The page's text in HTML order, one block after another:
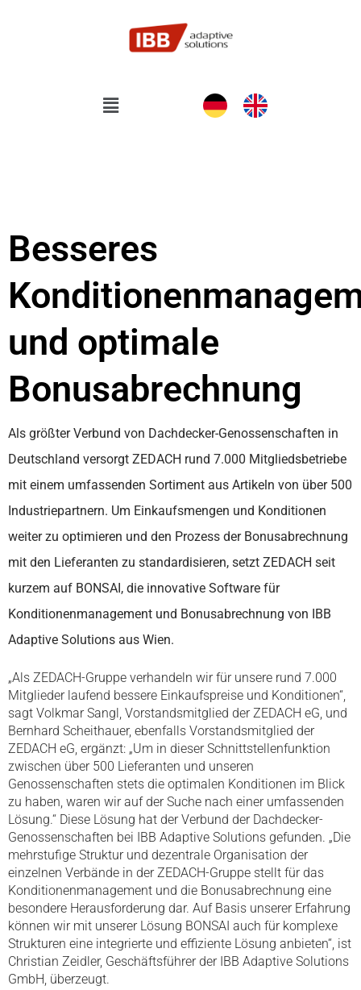
Flyout
Besseres
und optimale
Bonusabrechnung
Als größter Verbund von Dachdecker-Genossenschaften in
Deutschland versorgt ZEDACH rund 7.000 Mitgliedsbetriebe
mit einem umfassenden Sortiment aus Artikeln von über 500
Industriepartnern. Um Einkaufsmengen und Konditionen
weiter zu optimieren und den Prozess der Bonusabrechnung
mit den Lieferanten zu standardisieren, setzt ZEDACH seit
kurzem auf BONSAI, die innovative Software für
Konditionenmanagement und Bonusabrechnung von IBB
Adaptive Solutions aus Wien.
„Als ZEDACH-Gruppe verhandeln wir für unsere rund 7.000
Mitglieder laufend bessere Einkaufspreise und Konditionen“,
sagt Volkmar Sangl, Vorstandsmitglied der ZEDACH eG, und
Bernhard Scheithauer, ebenfalls Vorstandsmitglied der
ZEDACH eG, ergänzt: „Um in dieser Schnittstellenfunktion
zwischen über 500 Lieferanten und unseren
Genossenschaften stets die optimalen Konditionen im Blick
zu haben, waren wir auf der Suche nach einer umfassenden
Lösung.“ Diese Lösung hat der Verbund der Dachdecker-
Genossenschaften bei IBB Adaptive Solutions gefunden. „Die
mehrstufige Struktur und dezentrale Organisation der
einzelnen Verbände in der ZEDACH-Gruppe stellt für das
Konditionenmanagement und die Bonusabrechnung eine
besondere Herausforderung dar. Auf Basis unserer Erfahrung
können wir mit unserer Lösung BONSAI auch für komplexe
Strukturen eine integrierte und effiziente Lösung anbieten“, ist
Christian Zeidler, Geschäftsführer der IBB Adaptive Solutions
GmbH, überzeugt.